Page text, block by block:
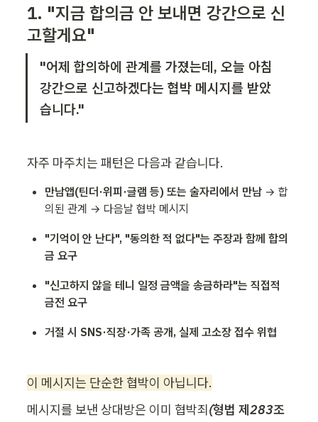
1. "지금 합의금 안 보내면 강간으로 신
고할게요"
"어제 합의하에 관계를 가졌는데, 오늘 아침
강간으로 신고하겠다는 협박 메시지를 받았
습니다."
자주 마주치는 패턴은 다음과 같습니다.
만남앱(틴더·위피·글램 등) 또는 술자리에서 만남 → 합
의된 관계 → 다음날 협박 메시지
"기억이 안 난다", "동의한 적 없다"는 주장과 함께 합의
금 요구
"신고하지 않을 테니 일정 금액을 송금하라"는 직접적
금전 요구
거절 시 SNS·직장·가족 공개, 실제 고소장 접수 위협
이 메시지는 단순한 협박이 아닙니다.
메시지를 보낸 상대방은 이미 협박죄(형법 제283조